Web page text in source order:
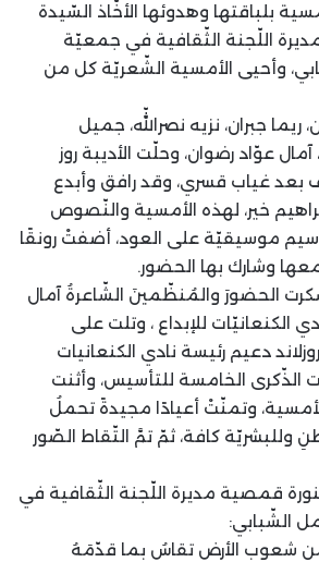
بلباقتها وهدوئها الأخّاذ السّيدة
اللّجنة الثّقافية في جمعيّة
وأحيى الأمسية الشّعريّة كل من
جبران، نزيه نصراللّه، جميل
آمال عوّاد رضوان، وحلّت الأديبة روز
غياب قسري، وقد رافق وأبدع
خير، لهذه الأمسية والنّصوص
موسيقيّة على العود، أضفتْ رونقًا
معها وشارك بها الحضور.
الحضورَ والمُنظّمينَ الشّاعرةُ آمال
الكنعانيّات للإبداع ، وتلت على
دعيم رئيسة نادي الكنعانيات
الذّكرى الخامسة للتأسيس، وأثنت
وتمنّتْ أعيادًا مجيدةً تحملُ
وللبشريّة كافة، ثمّ تمَّ التّقاط الصّور
قمصية مديرة اللّجنة الثّقافية في
الشّبابي:
شعوب الأرض تقاسُ بما قدّمَهُ